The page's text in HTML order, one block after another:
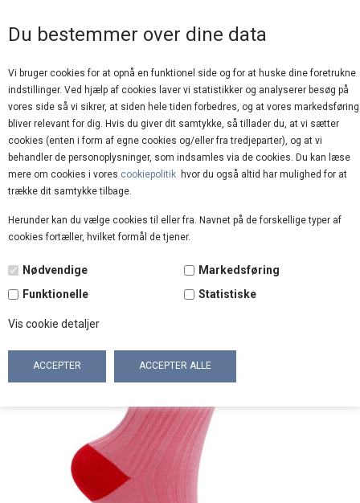
Du bestemmer over dine data
Vi bruger cookies for at opnå en funktionel side og for at huske dine foretrukne
indstillinger. Ved hjælp af cookies laver vi statistikker og analyserer besøg på
vores side så vi sikrer, at siden hele tiden forbedres, og at vores markedsføring
bliver relevant for dig. Hvis du giver dit samtykke, så tillader du, at vi sætter
cookies (enten i form af egne cookies og/eller fra tredjeparter), og at vi
behandler de personoplysninger, som indsamles via de cookies. Du kan læse
mere om cookies i vores cookiepolitik hvor du også altid har mulighed for at
trække dit samtykke tilbage.
Herunder kan du vælge cookies til eller fra. Navnet på de forskellige typer af
cookies fortæller, hvilket formål de tjener.
Nødvendige
Markedsføring
Funktionelle
Statistiske
Vis cookie detaljer
Forside» Brands»Black Colour
NYHED